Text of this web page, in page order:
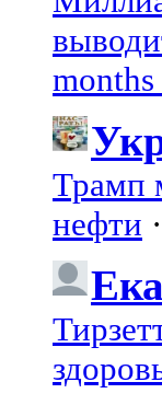
months
Трамп
нефти ·